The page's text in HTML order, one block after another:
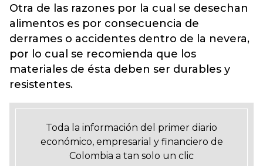
Otra de las razones por la cual se desechan
alimentos es por consecuencia de
derrames o accidentes dentro de la nevera,
por lo cual se recomienda que los
materiales de ésta deben ser durables y
resistentes.
Toda la información del primer diario
económico, empresarial y financiero de
Colombia a tan solo un clic